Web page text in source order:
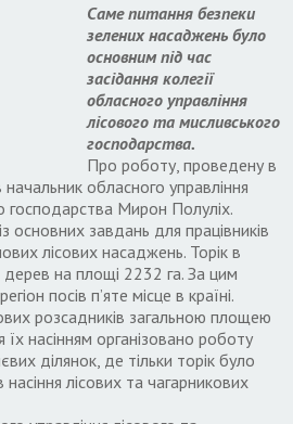
Саме питання безпеки
зелених насаджень було
основним під час
засідання колегії
обласного управління
лісового та мисливського
господарства.
Про роботу, проведену в
обласного управління
господарства Мирон Полуліх.
основних завдань для працівників
лісових насаджень. Торік в
на площі 2232 га. За цим
посів п’яте місце в країні.
розсадників загальною площею
насінням організовано роботу
ділянок, де тільки торік було
насіння лісових та чагарникових